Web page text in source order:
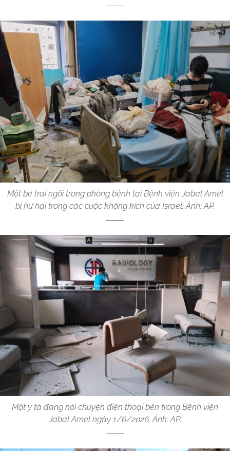
Một bé trai ngồi trong phòng bệnh tại Bệnh viện Jabal Amel
bị hư hại trong các cuộc không kích của Israel. Ảnh: AP.
Một y tá đang nói chuyện điện thoại bên trong Bệnh viện
Jabal Amel ngày 1/6/2026. Ảnh: AP.